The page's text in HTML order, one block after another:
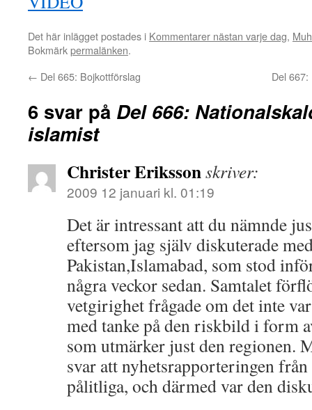
Det här inlägget postades i Kommentarer nästan varje dag,
Bokmärkpermalänken.
← Del 665: Bojkottförslag Del
6 svar på Del 666:
islamist
Christer Erikssonskriver:
2009 12 januari kl. 01:19
Det är intressant att du nämnde
eftersom jag själv diskuterade
Pakistan,Islamabad, som stod
några veckor sedan. Samtalet
vetgirighet frågade om det inte
med tanke på den riskbild i form
som utmärker just den regionen.
svar att nyhetsrapporteringen
pålitliga, och därmed var den